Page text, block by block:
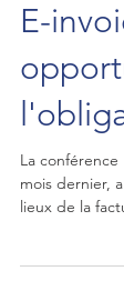
E-
La
mois dernier,
lieux de la